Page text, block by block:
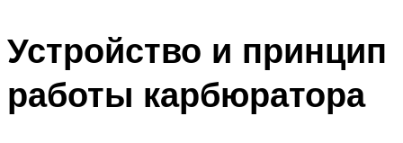
Устройство и принцип
работы карбюратора